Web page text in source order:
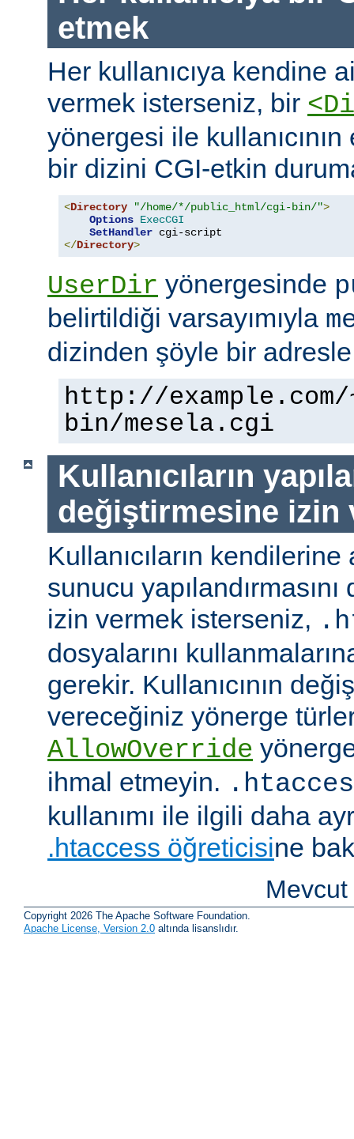
etmek
Her kullanıcıya kendine
vermek isterseniz, bir
yönergesi ile
bir dizini CGI-etkin
<Directory "/home/*/public_html/cgi-bin/">
Options ExecCGI
SetHandler
</Directory>
UserDir yönergesinde
belirtildiği varsayımıyla
dizinden şöyle bir
http://
bin/mesela.cgi
Kullanıcıların
değiştirmesine izin
Kullanıcıların
sunucu
izin vermek isterseniz,
dosyalarını
gerekir. Kullanıcının
vereceğiniz yönerge
AllowOverride
ihmal etmeyin.
kullanımı ile ilgili daha
.htaccess öğreticisine
Copyright 2026 The Apache Software Foundation.
Apache License, Version 2.0 altında lisanslıdır.